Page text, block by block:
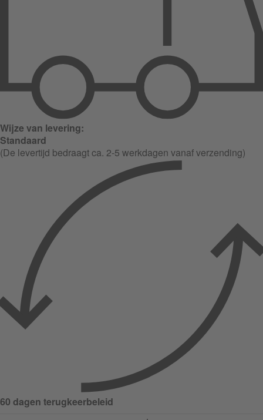
Wijze van levering:
Standaard
(De levertijd bedraagt ca. 2-5 werkdagen vanaf verzending)
60 dagen terugkeerbeleid